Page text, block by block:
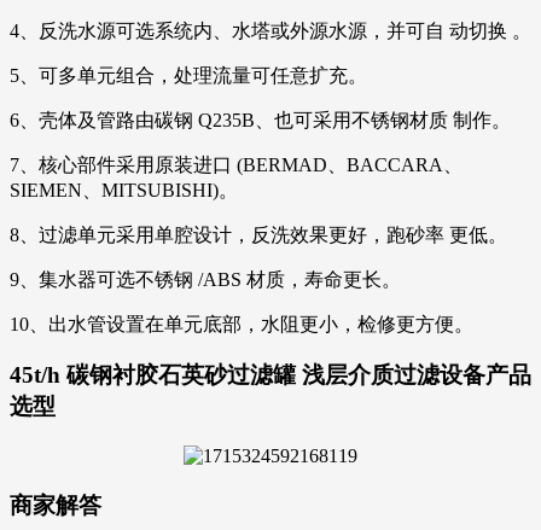
4、反洗水源可选系统内、水塔或外源水源，并可自 动切换 。
5、可多单元组合，处理流量可任意扩充。
6、壳体及管路由碳钢 Q235B、也可采用不锈钢材质 制作。
7、核心部件采用原装进口 (BERMAD、BACCARA、
SIEMEN、MITSUBISHI)。
8、过滤单元采用单腔设计，反洗效果更好，跑砂率 更低。
9、集水器可选不锈钢 /ABS 材质，寿命更长。
10、出水管设置在单元底部，水阻更小，检修更方便。
45t/h 碳钢衬胶石英砂过滤罐 浅层介质过滤设备产品
选型
商家解答